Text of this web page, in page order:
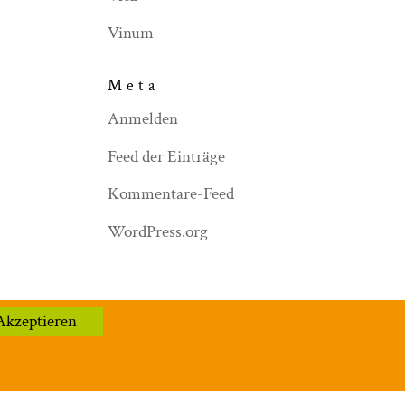
Vinum
Meta
Anmelden
Feed der Einträge
Kommentare-Feed
WordPress.org